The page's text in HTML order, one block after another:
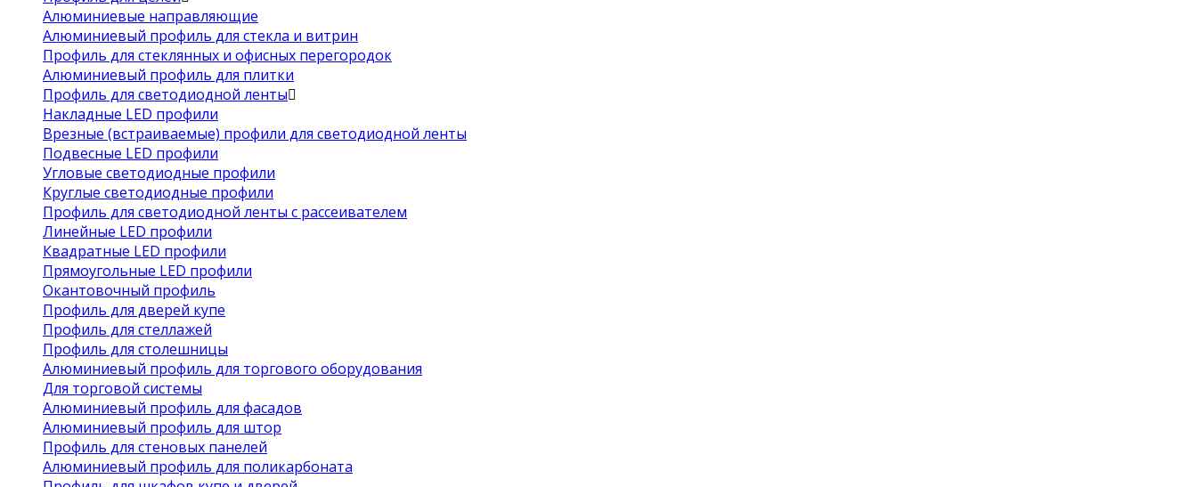
Алюминиевые направляющие
Алюминиевый профиль для стекла и витрин
Профиль для стеклянных и офисных перегородок
Алюминиевый профиль для плитки
Профиль для светодиодной ленты
Накладные LED профили
Врезные (встраиваемые) профили для светодиодной ленты
Подвесные LED профили
Угловые светодиодные профили
Круглые светодиодные профили
Профиль для светодиодной ленты с рассеивателем
Линейные LED профили
Квадратные LED профили
Прямоугольные LED профили
Окантовочный профиль
Профиль для дверей купе
Профиль для стеллажей
Профиль для столешницы
Алюминиевый профиль для торгового оборудования
Для торговой системы
Алюминиевый профиль для фасадов
Алюминиевый профиль для штор
Профиль для стеновых панелей
Алюминиевый профиль для поликарбоната